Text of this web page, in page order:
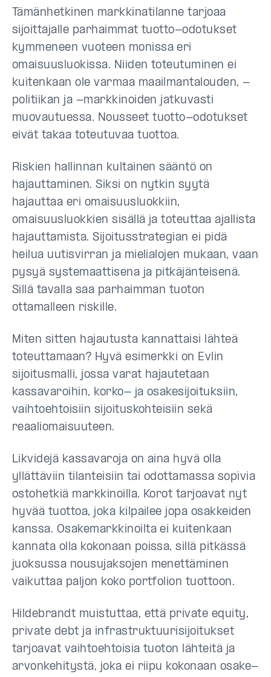
Tämänhetkinen markkinatilanne tarjoaa
sijoittajalle parhaimmat tuotto-odotukset
kymmeneen vuoteen monissa eri
omaisuusluokissa. Niiden toteutuminen ei
kuitenkaan ole varmaa maailmantalouden, -
politiikan ja -markkinoiden jatkuvasti
muovautuessa. Nousseet tuotto-odotukset
eivät takaa toteutuvaa tuottoa.
Riskien hallinnan kultainen sääntö on
hajauttaminen. Siksi on nytkin syytä
hajauttaa eri omaisuusluokkiin,
omaisuusluokkien sisällä ja toteuttaa ajallista
hajauttamista. Sijoitusstrategian ei pidä
heilua uutisvirran ja mielialojen mukaan, vaan
pysyä systemaattisena ja pitkäjänteisenä.
Sillä tavalla saa parhaimman tuoton
ottamalleen riskille.
Miten sitten hajautusta kannattaisi lähteä
toteuttamaan? Hyvä esimerkki on Evlin
sijoitusmalli, jossa varat hajautetaan
kassavaroihin, korko- ja osakesijoituksiin,
vaihtoehtoisiin sijoituskohteisiin sekä
reaaliomaisuuteen.
Likvidejä kassavaroja on aina hyvä olla
yllättäviin tilanteisiin tai odottamassa sopivia
ostohetkiä markkinoilla. Korot tarjoavat nyt
hyvää tuottoa, joka kilpailee jopa osakkeiden
kanssa. Osakemarkkinoilta ei kuitenkaan
kannata olla kokonaan poissa, sillä pitkässä
juoksussa nousujaksojen menettäminen
vaikuttaa paljon koko portfolion tuottoon.
Hildebrandt muistuttaa, että private equity,
private debt ja infrastruktuurisijoitukset
tarjoavat vaihtoehtoisia tuoton lähteitä ja
arvonkehitystä, joka ei riipu kokonaan osake-